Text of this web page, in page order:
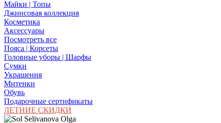
Майки | Топы
Джинсовая коллекция
Косметика
Аксессуары
Посмотреть все
Пояса | Корсеты
Головные уборы | Шарфы
Сумки
Украшения
Митенки
Обувь
Подарочные сертификаты
ЛЕТНИЕ СКИДКИ